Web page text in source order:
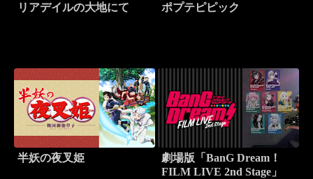
リアデイルの大地にて ポプテピピック
半妖の夜叉姫
劇場版「BanG Dream！
FILM LIVE 2nd Stage」